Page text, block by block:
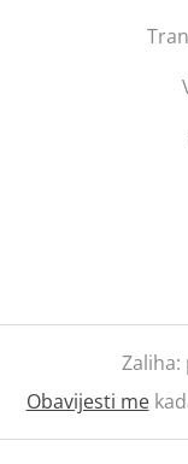
Zaliha:
Obavijesti me